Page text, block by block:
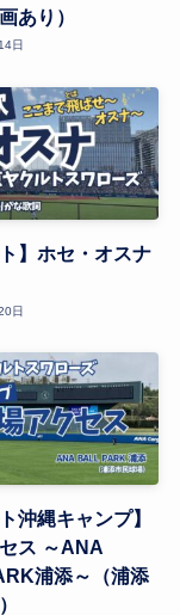
あり）
日
ト】ホセ・オスナ
日
沖縄キャンプ】
ス ～ANA
浦添～（浦添